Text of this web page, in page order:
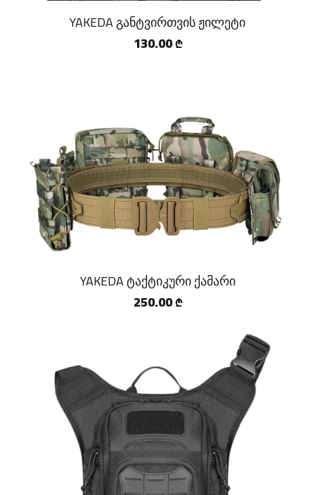
YAKEDA განტვირთვის ჟილეტი
130.00 ₾
YAKEDA ტაქტიკური ქამარი
250.00 ₾